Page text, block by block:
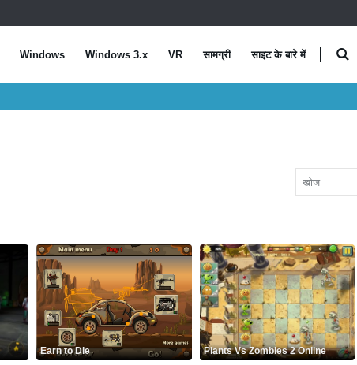
Windows Windows 3.x VR सामग्री साइट के बारे में
Earn to Die Plants Vs Zombies 2 Online